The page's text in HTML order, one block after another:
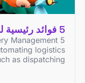
5 فوائد رئيسية لبرامج إدارة التسليم
Management
logistics
as dispatching,